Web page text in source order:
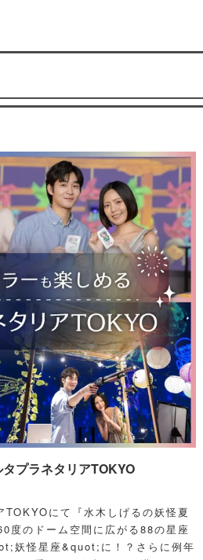
プラネタリアTOKYO
にて『水木しげるの妖怪夏
度のドーム空間に広がる88の星座
妖怪星座&quot;に！？さらに例年